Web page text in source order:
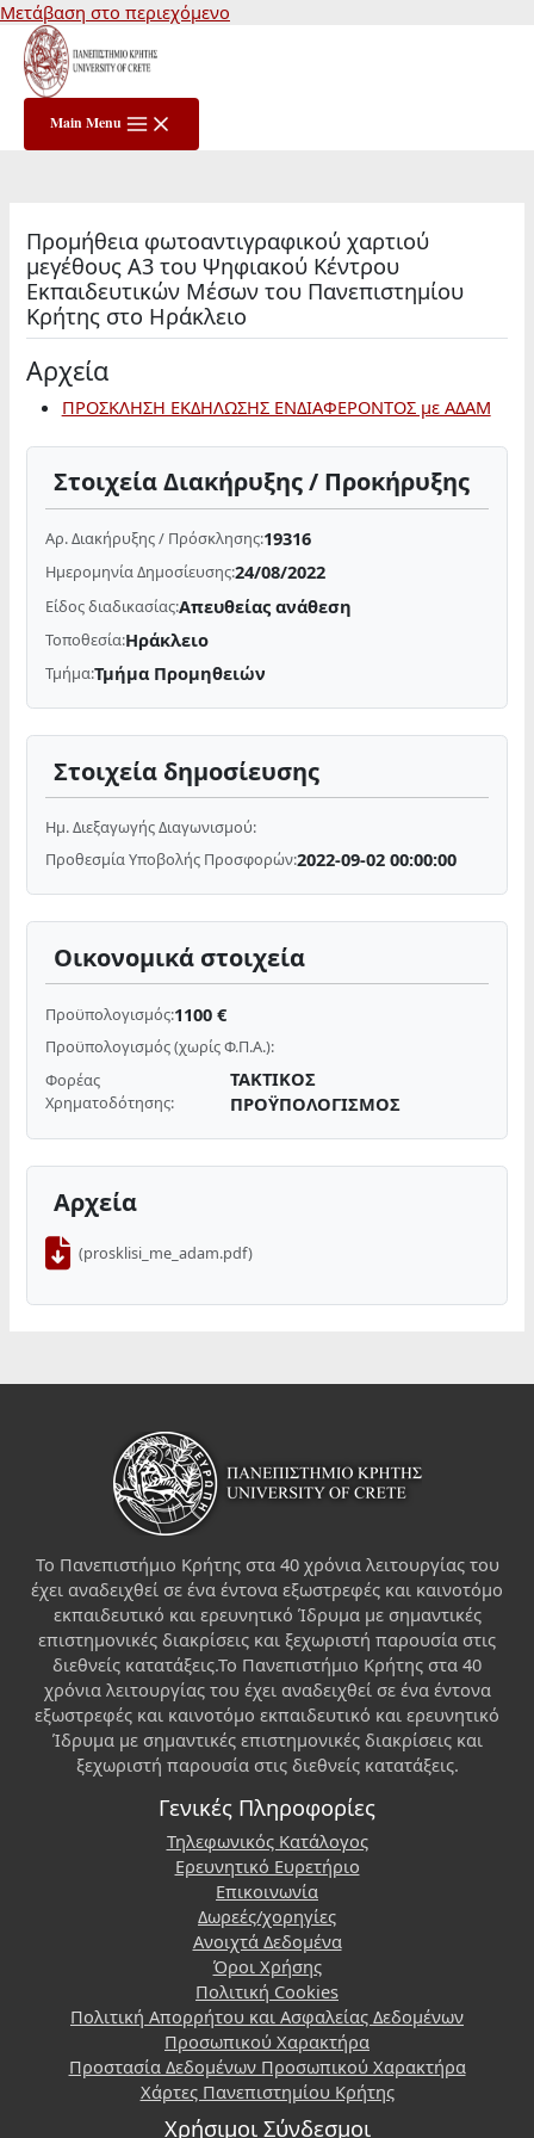
Μετάβαση στο περιεχόμενο
Main Menu
Προμήθεια φωτοαντιγραφικού χαρτιού
μεγέθους Α3 του Ψηφιακού Κέντρου
Εκπαιδευτικών Μέσων του Πανεπιστημίου
Κρήτης στο Ηράκλειο
Αρχεία
ΠΡΟΣΚΛΗΣΗ ΕΚΔΗΛΩΣΗΣ ΕΝΔΙΑΦΕΡΟΝΤΟΣ με ΑΔΑΜ
Στοιχεία Διακήρυξης / Προκήρυξης
Αρ. Διακήρυξης / Πρόσκλησης:19316
Ημερομηνία Δημοσίευσης:24/08/2022
Είδος διαδικασίας:Απευθείας ανάθεση
Τοποθεσία:Ηράκλειο
Τμήμα:Τμήμα Προμηθειών
Στοιχεία δημοσίευσης
Ημ. Διεξαγωγής Διαγωνισμού:
Προθεσμία Υποβολής Προσφορών:2022-09-02 00:00:00
Οικονομικά στοιχεία
Προϋπολογισμός:1100 €
Προϋπολογισμός (χωρίς Φ.Π.Α.):
Φορέας
Χρηματοδότησης:
ΤΑΚΤΙΚΟΣ
ΠΡΟΫΠΟΛΟΓΙΣΜΟΣ
Αρχεία
(prosklisi_me_adam.pdf)
Το Πανεπιστήμιο Κρήτης στα 40 χρόνια λειτουργίας του
έχει αναδειχθεί σε ένα έντονα εξωστρεφές και καινοτόμο
εκπαιδευτικό και ερευνητικό Ίδρυμα με σημαντικές
επιστημονικές διακρίσεις και ξεχωριστή παρουσία στις
διεθνείς κατατάξεις.Το Πανεπιστήμιο Κρήτης στα 40
χρόνια λειτουργίας του έχει αναδειχθεί σε ένα έντονα
εξωστρεφές και καινοτόμο εκπαιδευτικό και ερευνητικό
Ίδρυμα με σημαντικές επιστημονικές διακρίσεις και
ξεχωριστή παρουσία στις διεθνείς κατατάξεις.
Γενικές Πληροφορίες
Τηλεφωνικός Κατάλογος
Ερευνητικό Ευρετήριο
Επικοινωνία
Δωρεές/χορηγίες
Ανοιχτά Δεδομένα
Όροι Χρήσης
Πολιτική Cookies
Πολιτική Απορρήτου και Ασφαλείας Δεδομένων
Προσωπικού Χαρακτήρα
Προστασία Δεδομένων Προσωπικού Χαρακτήρα
Χάρτες Πανεπιστημίου Κρήτης
Χρήσιμοι Σύνδεσμοι